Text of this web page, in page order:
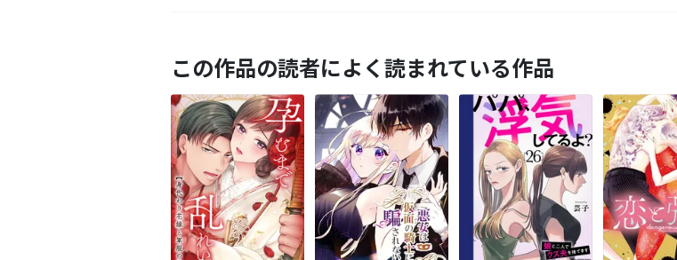
この作品の読者によく読まれている作品